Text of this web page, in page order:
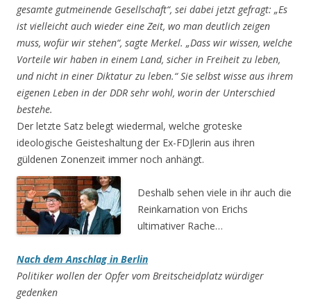
gesamte gutmeinende Gesellschaft“, sei dabei jetzt gefragt: „Es
ist vielleicht auch wieder eine Zeit, wo man deutlich zeigen
muss, wofür wir stehen“, sagte Merkel. „Dass wir wissen, welche
Vorteile wir haben in einem Land, sicher in Freiheit zu leben,
und nicht in einer Diktatur zu leben.“ Sie selbst wisse aus ihrem
eigenen Leben in der DDR sehr wohl, worin der Unterschied
bestehe.
Der letzte Satz belegt wiedermal, welche groteske
ideologische Geisteshaltung der Ex-FDJlerin aus ihren
güldenen Zonenzeit immer noch anhängt.
Deshalb sehen viele in ihr auch die
Reinkarnation von Erichs
ultimativer Rache…
Nach dem Anschlag in Berlin
Politiker wollen der Opfer vom Breitscheidplatz würdiger
gedenken